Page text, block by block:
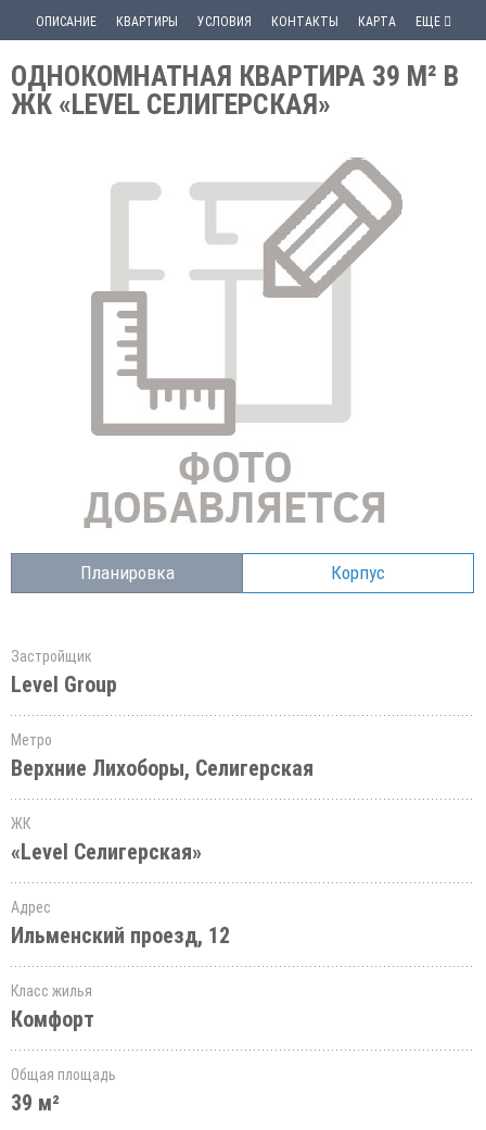
ОПИСАНИЕ КВАРТИРЫ УСЛОВИЯ КОНТАКТЫ КАРТА ЕЩЕ
ОДНОКОМНАТНАЯ КВАРТИРА 39 М² В
ЖК «LEVEL СЕЛИГЕРСКАЯ»
Планировка Корпус
Застройщик
Level Group
Метро
Верхние Лихоборы, Селигерская
ЖК
«Level Селигерская»
Адрес
Ильменский проезд, 12
Класс жилья
Комфорт
Общая площадь
39 м²